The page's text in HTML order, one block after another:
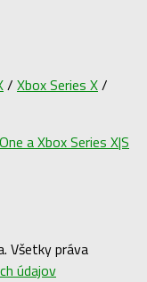
/ Xbox Series X/
a Xbox Series X|S
Všetky práva
údajov